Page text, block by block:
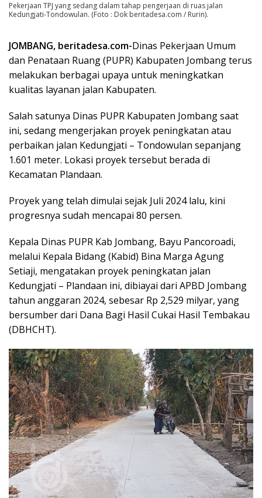
Pekerjaan TPJ yang sedang dalam tahap pengerjaan di ruas jalan
Kedungjati-Tondowulan. (Foto : Dok beritadesa.com / Rurin).
JOMBANG, beritadesa.com-Dinas Pekerjaan Umum
dan Penataan Ruang (PUPR) Kabupaten Jombang terus
melakukan berbagai upaya untuk meningkatkan
kualitas layanan jalan Kabupaten.
Salah satunya Dinas PUPR Kabupaten Jombang saat
ini, sedang mengerjakan proyek peningkatan atau
perbaikan jalan Kedungjati – Tondowulan sepanjang
1.601 meter. Lokasi proyek tersebut berada di
Kecamatan Plandaan.
Proyek yang telah dimulai sejak Juli 2024 lalu, kini
progresnya sudah mencapai 80 persen.
Kepala Dinas PUPR Kab Jombang, Bayu Pancoroadi,
melalui Kepala Bidang (Kabid) Bina Marga Agung
Setiaji, mengatakan proyek peningkatan jalan
Kedungjati – Plandaan ini, dibiayai dari APBD Jombang
tahun anggaran 2024, sebesar Rp 2,529 milyar, yang
bersumber dari Dana Bagi Hasil Cukai Hasil Tembakau
(DBHCHT).